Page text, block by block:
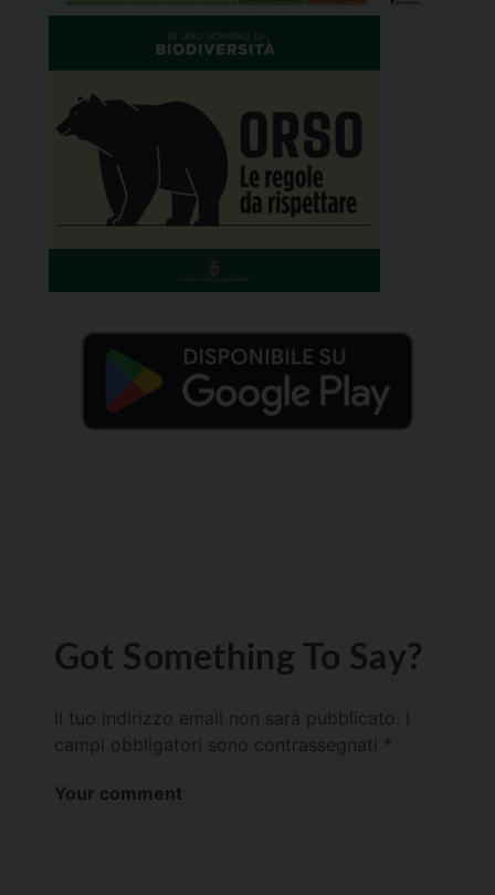
Got Something To Say?
Il tuo indirizzo email non sarà pubblicato.
campi obbligatori sono contrassegnati *
Your comment